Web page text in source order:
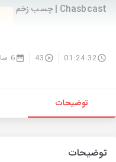
Chasbcast | چسب زخم
01:24:32
43 6 سال پیش
توضیحات
توضیحات